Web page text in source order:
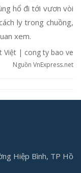
hổ đi tới vươn vòi
ly trong chuồng,
xem.
Việt | cong ty bao ve
Nguồn VnExpress.net
Hiệp Bình, TP Hồ